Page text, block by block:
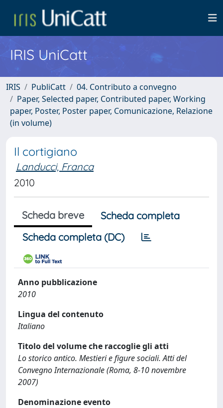
IRIS UniCatt
IRIS PubliCatt
04. Contributo a convegno
Paper, Selected paper, Contributed paper, Working
paper, Poster, Poster paper, Comunicazione, Relazione
(in volume)
Il cortigiano
Landucci, Franca
2010
Scheda breve
Scheda completa
Scheda completa (DC)
Anno pubblicazione
2010
Lingua del contenuto
Italiano
Titolo del volume che raccoglie gli atti
Lo storico antico. Mestieri e figure sociali. Atti del
Convegno Internazionale (Roma, 8-10 novembre
2007)
Denominazione evento